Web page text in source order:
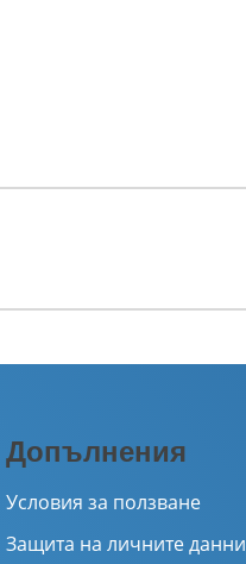
Допълнения
Условия за ползване
Защита на личните данни